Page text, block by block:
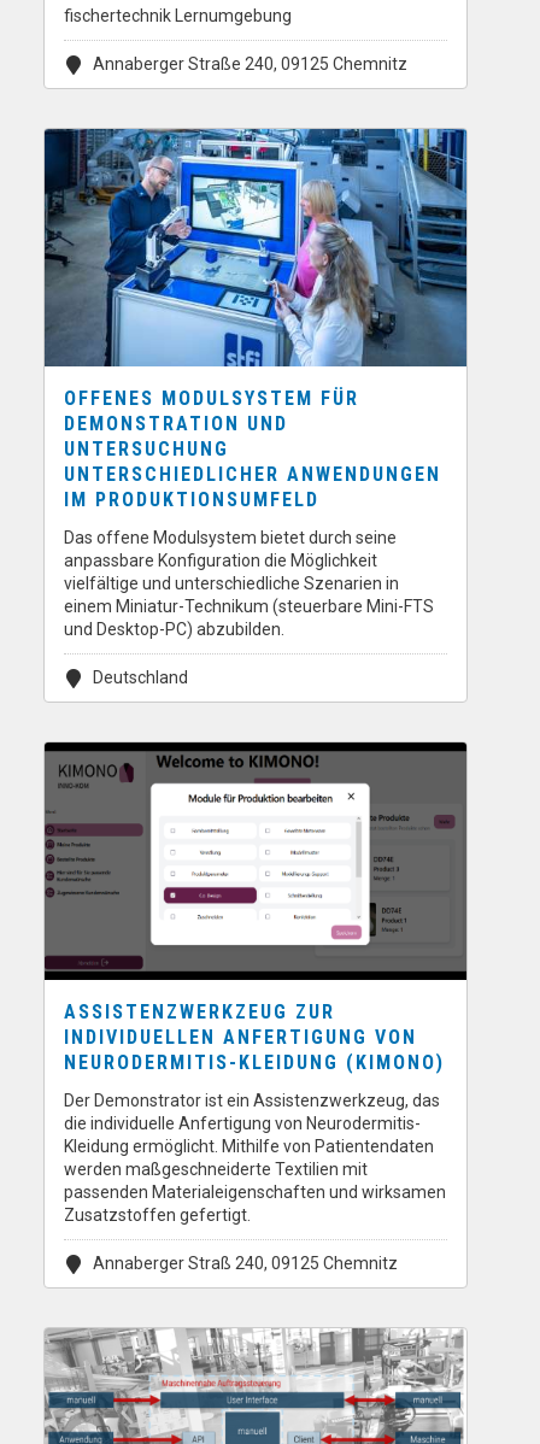
fischertechnik Lernumgebung
Annaberger Straße 240, 09125 Chemnitz
OFFENES MODULSYSTEM FÜR
DEMONSTRATION UND
UNTERSUCHUNG
UNTERSCHIEDLICHER ANWENDUNGEN
IM PRODUKTIONSUMFELD
Das offene Modulsystem bietet durch seine
anpassbare Konfiguration die Möglichkeit
vielfältige und unterschiedliche Szenarien in
einem Miniatur-Technikum (steuerbare Mini-FTS
und Desktop-PC) abzubilden.
Deutschland
ASSISTENZWERKZEUG ZUR
INDIVIDUELLEN ANFERTIGUNG VON
NEURODERMITIS-KLEIDUNG (KIMONO)
Der Demonstrator ist ein Assistenzwerkzeug, das
die individuelle Anfertigung von Neurodermitis-
Kleidung ermöglicht. Mithilfe von Patientendaten
werden maßgeschneiderte Textilien mit
passenden Materialeigenschaften und wirksamen
Zusatzstoffen gefertigt.
Annaberger Straß 240, 09125 Chemnitz